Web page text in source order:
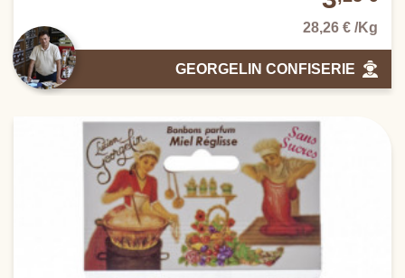
28,26 € /Kg
GEORGELIN CONFISERIE